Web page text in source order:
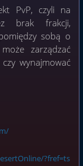
PvP, czyli na
brak frakcji,
sobą o
zarządzać
wynajmować
?fref=ts